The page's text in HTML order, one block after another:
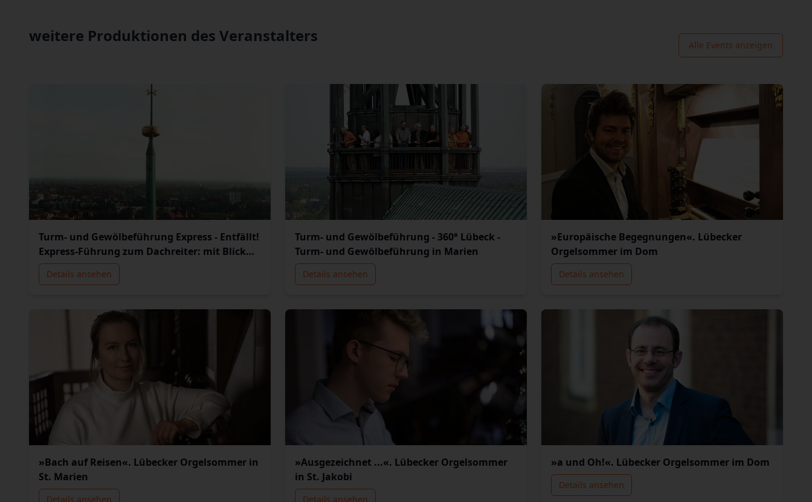
weitere Produktionen des Veranstalters Alle Events anzeigen
Turm- und Gewölbeführung Express - Entfällt!
Express-Führung zum Dachreiter: mit Blick
über die Stadt.
Details ansehen
Turm- und Gewölbeführung - 360° Lübeck -
Turm- und Gewölbeführung in Marien
Details ansehen
»Europäische Begegnungen«. Lübecker
Orgelsommer im Dom
Details ansehen
»Bach auf Reisen«. Lübecker Orgelsommer in
St. Marien
Details ansehen
»Ausgezeichnet ...«. Lübecker Orgelsommer
in St. Jakobi
Details ansehen
»a und Oh!«. Lübecker Orgelsommer im Dom
Details ansehen